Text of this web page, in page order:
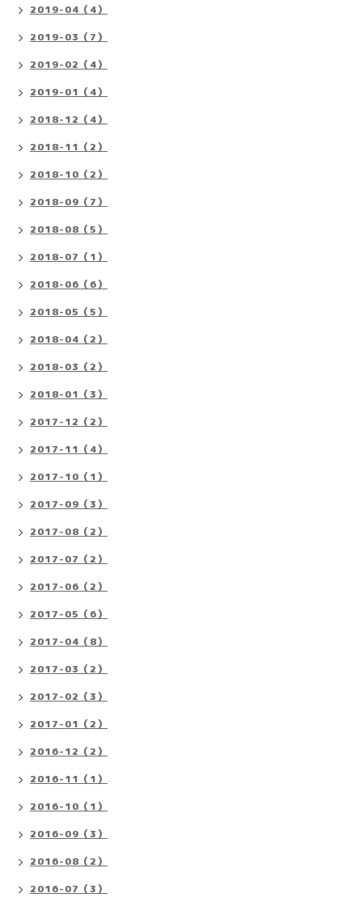
2019-04（4）
2019-03（7）
2019-02（4）
2019-01（4）
2018-12（4）
2018-11（2）
2018-10（2）
2018-09（7）
2018-08（5）
2018-07（1）
2018-06（6）
2018-05（5）
2018-04（2）
2018-03（2）
2018-01（3）
2017-12（2）
2017-11（4）
2017-10（1）
2017-09（3）
2017-08（2）
2017-07（2）
2017-06（2）
2017-05（6）
2017-04（8）
2017-03（2）
2017-02（3）
2017-01（2）
2016-12（2）
2016-11（1）
2016-10（1）
2016-09（3）
2016-08（2）
2016-07（3）